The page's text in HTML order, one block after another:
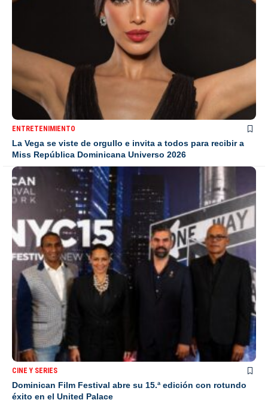
ENTRETENIMIENTO
La Vega se viste de orgullo e invita a todos para recibir a
Miss República Dominicana Universo 2026
CINE Y SERIES
Dominican Film Festival abre su 15.ª edición con rotundo
éxito en el United Palace